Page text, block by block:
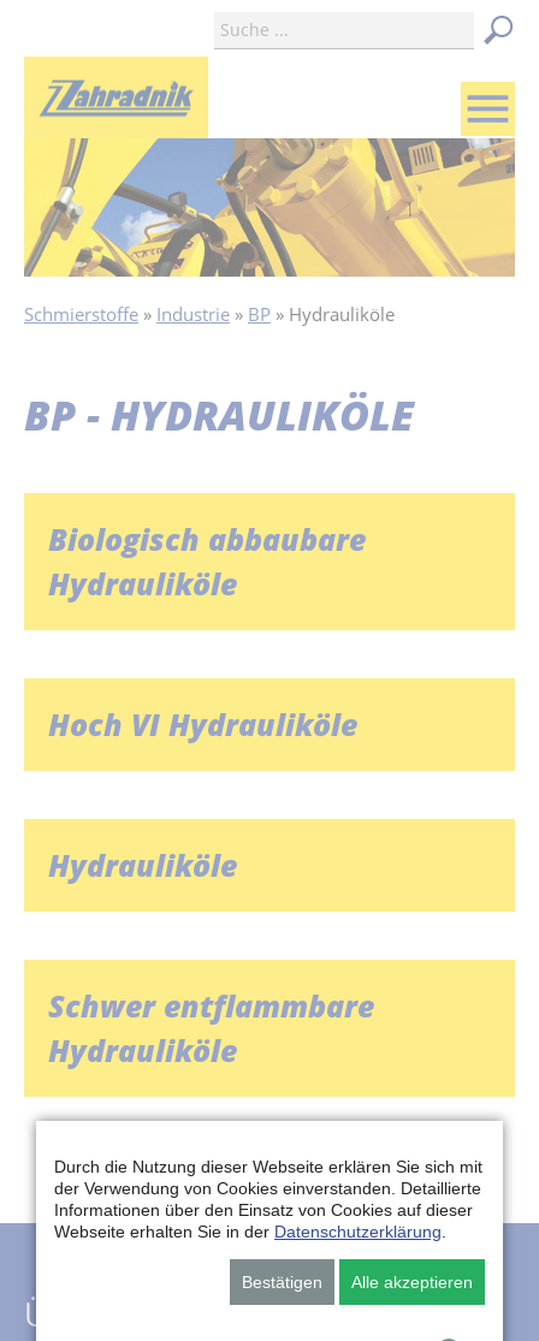
menu
Schmierstoffe Industrie BP Hydrauliköle
BP - HYDRAULIKÖLE
Biologisch abbaubare
Hydrauliköle
Hoch VI Hydrauliköle
Hydrauliköle
Schwer entflammbare
Hydrauliköle
Über uns
Durch die Nutzung dieser Webseite erklären Sie sich mit
der Verwendung von Cookies einverstanden. Detaillierte
Informationen über den Einsatz von Cookies auf dieser
Webseite erhalten Sie in der Datenschutzerklärung
Bestätigen Alle akzeptieren